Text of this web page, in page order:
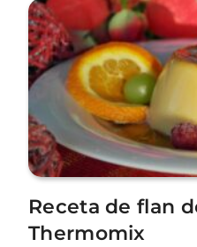
Receta de flan
Thermomix